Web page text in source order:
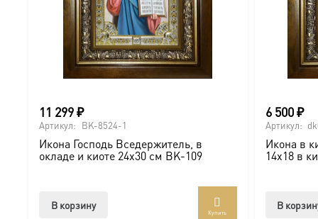
Для кого этот комплект?
Это идеальное решение для:
● Тех, кто хочет обеспечить максимальную защиту
Комплект доставляется в надежной упаковке по всей
11 299₽
Артикул: BK-8524-1
Икона Господь Вседержитель, в
окладе и киоте 24х30 см BK-109
В корзину
Купить
6 500₽
Артикул:
Икона в
14х18 в
В